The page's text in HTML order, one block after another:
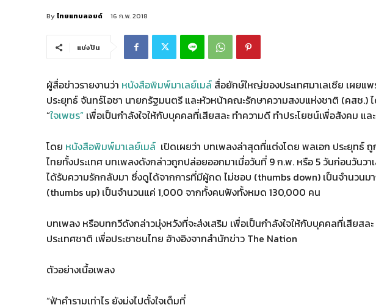
By ไทยแทบลอยด์ 16 ก.พ. 2018
แบ่งปัน
ผู้สื่อข่าวรายงานว่า หนังสือพิมพ์มาเลย์เมล์ สื่อยักษ์ใหญ่ของประเทศมาเลเซีย เผยแ
ประยุทธ์ จันทร์โอชา นายกรัฐมนตรี และหัวหน้าคณะรักษาความสงบแห่งชาติ (คสช.)
“ใจเพชร” เพื่อเป็นกำลังใจให้กับบุคคลที่เสียสละ ทำความดี ทำประโยชน์เพื่อสังคม แล
โดย หนังสือพิมพ์มาเลย์เมล์ เปิดเผยว่า บทเพลงล่าสุดที่แต่งโดย พลเอก ประยุทธ์ ถู
ไทยทั้งประเทศ บทเพลงดังกล่าวถูกปล่อยออกมาเมื่อวันที่ 9 ก.พ. หรือ 5 วันก่อนวันว
ได้รับความรักกลับมา ซึ่งดูได้จากการที่มีผู้กด ไม่ชอบ (thumbs down) เป็นจำนวน
(thumbs up) เป็นจำนวนแค่ 1,000 จากทั้งคนฟังทั้งหมด 130,000 คน
บทเพลง หรือบทกวีดังกล่าวมุ่งหวังที่จะส่งเสริม เพื่อเป็นกำลังใจให้กับบุคคลที่เสียสล
ประเทศชาติ เพื่อประชาชนไทย อ้างอิงจากสำนักข่าว The Nation
ตัวอย่างเนื้อเพลง
“ฟ้าคำรามเท่าไร ยังมุ่งไปตั้งใจเต็มที่